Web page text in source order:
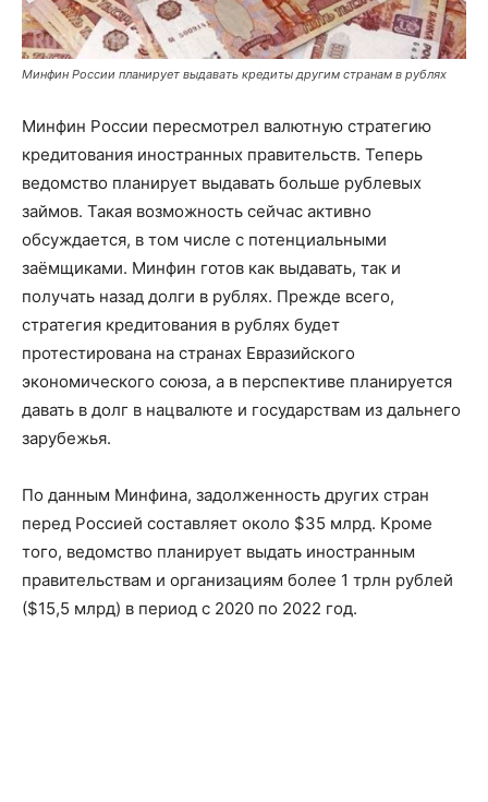
Минфин России планирует выдавать кредиты другим странам в рублях
Минфин России пересмотрел валютную стратегию
кредитования иностранных правительств. Теперь
ведомство планирует выдавать больше рублевых
займов. Такая возможность сейчас активно
обсуждается, в том числе с потенциальными
заёмщиками. Минфин готов как выдавать, так и
получать назад долги в рублях. Прежде всего,
стратегия кредитования в рублях будет
протестирована на странах Евразийского
экономического союза, а в перспективе планируется
давать в долг в нацвалюте и государствам из дальнего
зарубежья.
По данным Минфина, задолженность других стран
перед Россией составляет около $35 млрд. Кроме
того, ведомство планирует выдать иностранным
правительствам и организациям более 1 трлн рублей
($15,5 млрд) в период с 2020 по 2022 год.